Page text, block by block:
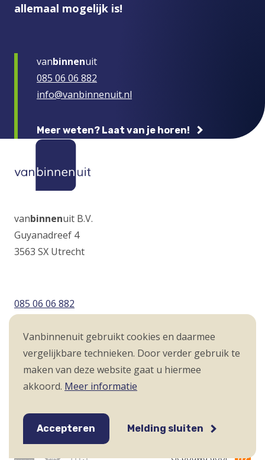
Vanbinnenuit gebruikt cookies en daarmee
vergelijkbare technieken. Door verder gebruik te
maken van deze website gaat u hiermee
akkoord. Meer informatie
Accepteren Melding sluiten
allemaal mogelijk is!
vanbinnenuit
085 06 06 882
info@vanbinnenuit.nl
Meer weten? Laat van je horen!
vanbinnenuit B.V.
Guyanadreef 4
3563 SX Utrecht
085 06 06 882
Volg ons op
Volg
Vanbinnenuit
(Opens
in
window)
Volg
Vanbinnenuit
LinkedIn
(Opens
in
window)
Voet
Privacyverklaring
Gebouwd door